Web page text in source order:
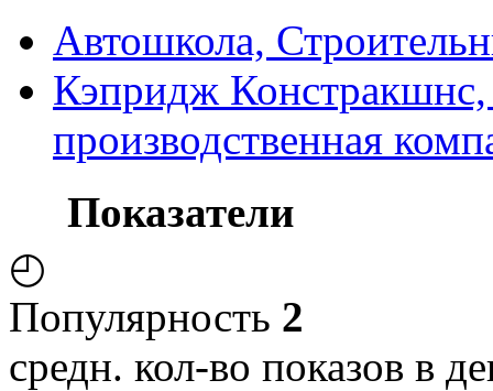
Автошкола,
Кэпридж
производственная
Показатели
◴
Популярность 2
средн. кол-во показов в